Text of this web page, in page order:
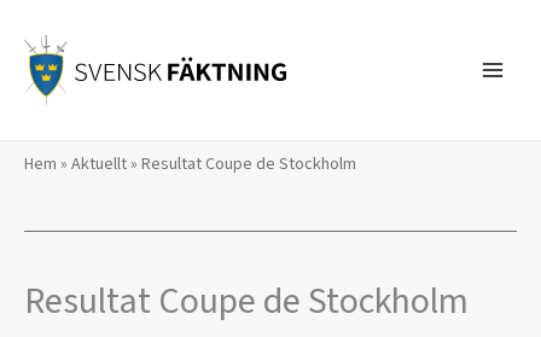
innehåll
Hem » Aktuellt» Resultat Coupe de Stockholm
Resultat Coupe de Stockholm